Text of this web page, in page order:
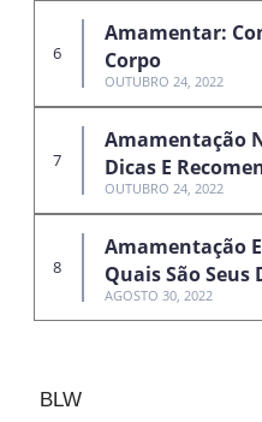
Amamentar:
Corpo
OUTUBRO 24, 2022
Amamentação
Dicas E
OUTUBRO 24, 2022
Amamentação
Quais São Seus
AGOSTO 30, 2022
BLW